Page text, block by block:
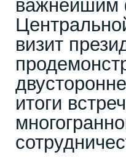
важнейшим
визит
итоги